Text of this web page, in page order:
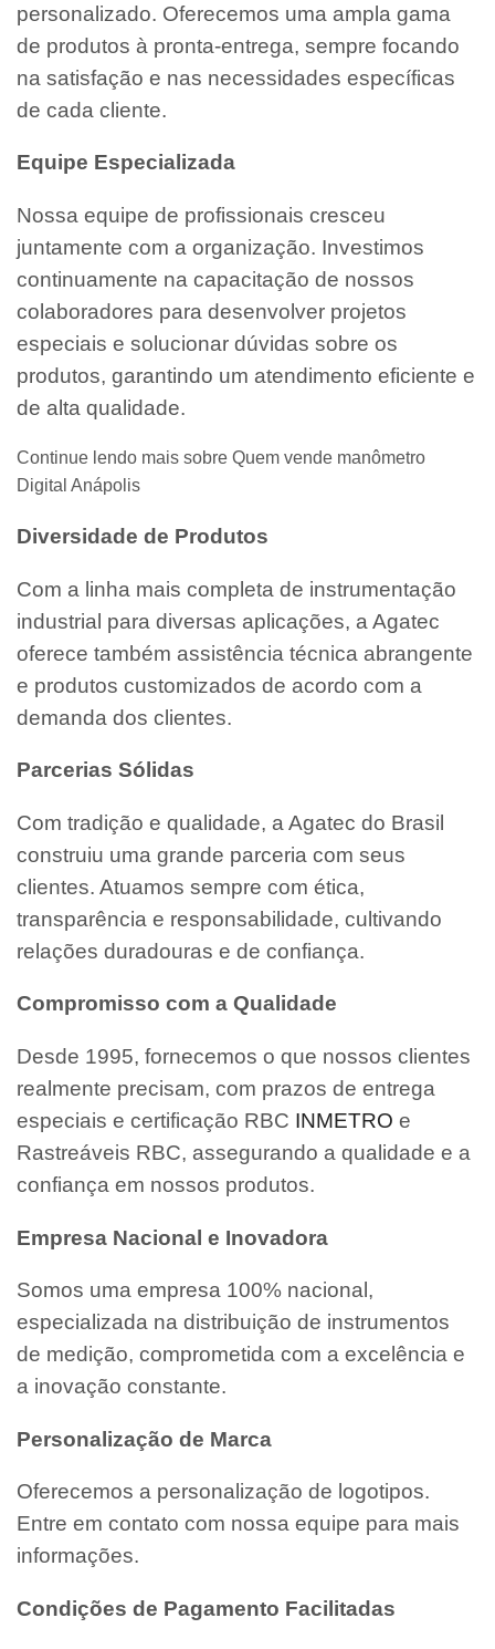
personalizado. Oferecemos uma ampla gama
de produtos à pronta-entrega, sempre focando
na satisfação e nas necessidades específicas
de cada cliente.
Equipe Especializada
Nossa equipe de profissionais cresceu
juntamente com a organização. Investimos
continuamente na capacitação de nossos
colaboradores para desenvolver projetos
especiais e solucionar dúvidas sobre os
produtos, garantindo um atendimento eficiente e
de alta qualidade.
Continue lendo mais sobre Quem vende manômetro
Digital Anápolis
Diversidade de Produtos
Com a linha mais completa de instrumentação
industrial para diversas aplicações, a Agatec
oferece também assistência técnica abrangente
e produtos customizados de acordo com a
demanda dos clientes.
Parcerias Sólidas
Com tradição e qualidade, a Agatec do Brasil
construiu uma grande parceria com seus
clientes. Atuamos sempre com ética,
transparência e responsabilidade, cultivando
relações duradouras e de confiança.
Compromisso com a Qualidade
Desde 1995, fornecemos o que nossos clientes
realmente precisam, com prazos de entrega
especiais e certificação RBC INMETRO e
Rastreáveis RBC, assegurando a qualidade e a
confiança em nossos produtos.
Empresa Nacional e Inovadora
Somos uma empresa 100% nacional,
especializada na distribuição de instrumentos
de medição, comprometida com a excelência e
a inovação constante.
Personalização de Marca
Oferecemos a personalização de logotipos.
Entre em contato com nossa equipe para mais
informações.
Condições de Pagamento Facilitadas